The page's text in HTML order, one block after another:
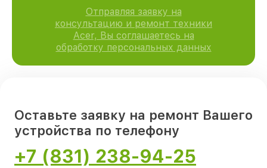
Отправляя заявку на
консультацию и ремонт техники
Acer, Вы соглашаетесь на
обработку персональных данных
Оставьте заявку на ремонт Вашего
устройства по телефону
+7 (831) 238-94-25